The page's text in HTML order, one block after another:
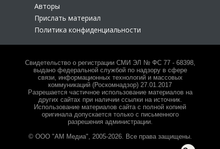
Авторы
Прислать материал
Политика конфиденциальности
Свидетельство о регистрации СМИ ЭЛ № ФС 77 - 68398,
выдано федеральной службой по надзору в сфере
связи, информационных технологий и массовых
коммуникаций (Роскомнадзор) 27.01.2017
Разрешается частичное использование материалов на
других сайтах при наличии ссылки на источник.
Использование материалов сайта с полной копией
оригинала допускается только с письменного
разрешения администрации.
© ООО "АМ Медиа", 2005-2026. Все права защищены.